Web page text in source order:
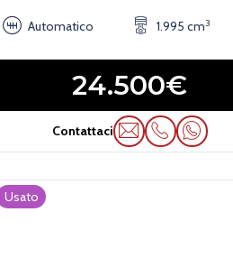
Automatico 1.995 cm3
24.500€
Contattaci
Usato